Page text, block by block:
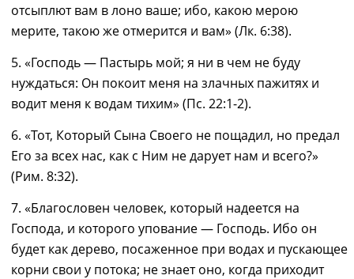
отсыплют вам в лоно ваше; ибо, какою мерою
мерите, такою же отмерится и вам» (Лк. 6:38).
5. «Господь — Пастырь мой; я ни в чем не буду
нуждаться: Он покоит меня на злачных пажитях и
водит меня к водам тихим» (Пс. 22:1-2).
6. «Тот, Который Сына Своего не пощадил, но предал
Его за всех нас, как с Ним не дарует нам и всего?»
(Рим. 8:32).
7. «Благословен человек, который надеется на
Господа, и которого упование — Господь. Ибо он
будет как дерево, посаженное при водах и пускающее
корни свои у потока; не знает оно, когда приходит